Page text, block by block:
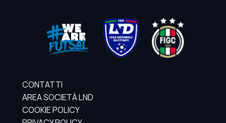
CONTATTI
AREA SOCIETÀ LND
COOKIE POLICY